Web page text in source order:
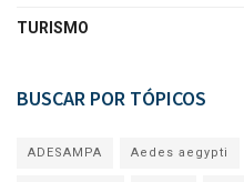
TURISMO
BUSCAR POR TÓPICOS
ADESAMPA Aedes aegypti